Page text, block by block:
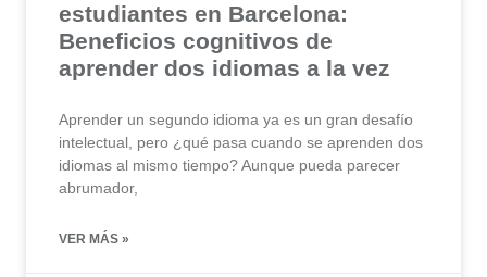
estudiantes en Barcelona:
Beneficios cognitivos de
aprender dos idiomas a la vez
Aprender un segundo idioma ya es un gran desafío
intelectual, pero ¿qué pasa cuando se aprenden dos
idiomas al mismo tiempo? Aunque pueda parecer
abrumador,
VER MÁS »